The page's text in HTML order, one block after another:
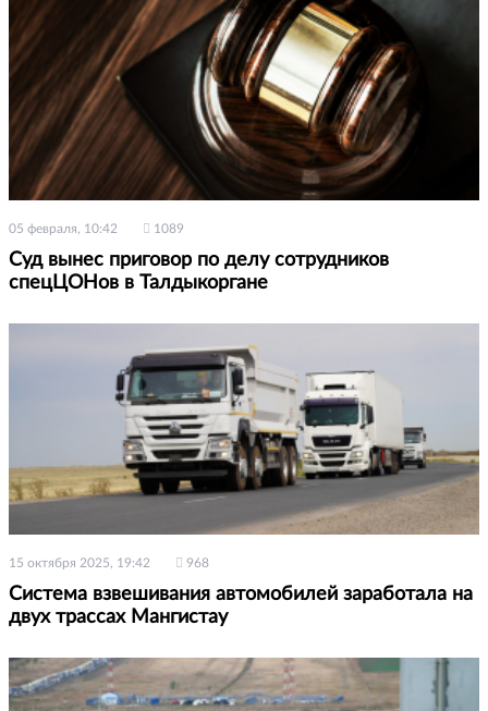
05 февраля, 10:42 1089
Суд вынес приговор по делу сотрудников
спецЦОНов в Талдыкоргане
15 октября 2025, 19:42 968
Система взвешивания автомобилей заработала на
двух трассах Мангистау